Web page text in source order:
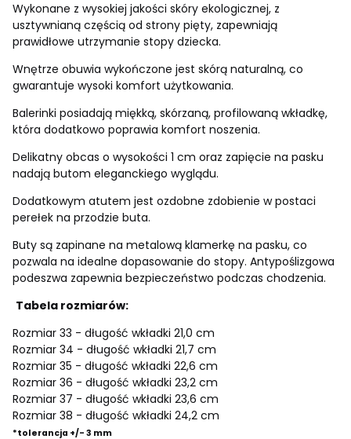
Wykonane z wysokiej jakości skóry ekologicznej, z
usztywnianą częścią od strony pięty, zapewniają
prawidłowe utrzymanie stopy dziecka.
Wnętrze obuwia wykończone jest skórą naturalną, co
gwarantuje wysoki komfort użytkowania.
Balerinki posiadają miękką, skórzaną, profilowaną wkładkę,
która dodatkowo poprawia komfort noszenia.
Delikatny obcas o wysokości 1 cm oraz zapięcie na pasku
nadają butom eleganckiego wyglądu.
Dodatkowym atutem jest ozdobne zdobienie w postaci
perełek na przodzie buta.
Buty są zapinane na metalową klamerkę na pasku, co
pozwala na idealne dopasowanie do stopy. Antypoślizgowa
podeszwa zapewnia bezpieczeństwo podczas chodzenia.
Tabela rozmiarów:
Rozmiar 33 - długość wkładki 21,0 cm
Rozmiar 34 - długość wkładki 21,7 cm
Rozmiar 35 - długość wkładki 22,6 cm
Rozmiar 36 - długość wkładki 23,2 cm
Rozmiar 37 - długość wkładki 23,6 cm
Rozmiar 38 - długość wkładki 24,2 cm
*tolerancja +/- 3 mm